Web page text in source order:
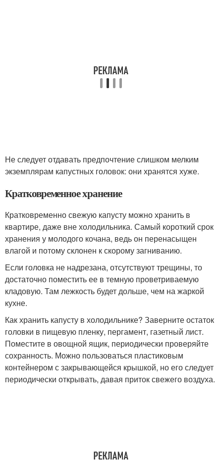
Не следует отдавать предпочтение слишком мелким
экземплярам капустных головок: они хранятся хуже.
Кратковременное хранение
Кратковременно свежую капусту можно хранить в
квартире, даже вне холодильника. Самый короткий срок
хранения у молодого кочана, ведь он перенасыщен
влагой и потому склонен к скорому загниванию.
Если головка не надрезана, отсутствуют трещины, то
достаточно поместить ее в темную проветриваемую
кладовую. Там лежкость будет дольше, чем на жаркой
кухне.
Как хранить капусту в холодильнике? Заверните остаток
головки в пищевую пленку, пергамент, газетный лист.
Поместите в овощной ящик, периодически проверяйте
сохранность. Можно пользоваться пластиковым
контейнером с закрывающейся крышкой, но его следует
периодически открывать, давая приток свежего воздуха.